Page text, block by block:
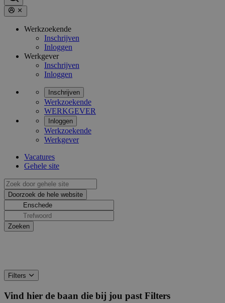
Werkzoekende
Inschrijven
Inloggen
Werkgever
Inschrijven
Inloggen
Inschrijven
Werkzoekende
WERKGEVER
Inloggen
Werkzoekende
Werkgever
Vacatures
Gehele site
Filters
Vind hier de baan die bij jou past Filters